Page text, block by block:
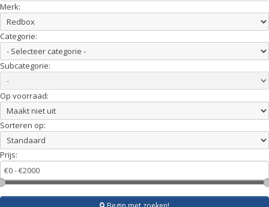
Merk:
Categorie:
Subcategorie:
Op voorraad:
Sorteren op:
Prijs: